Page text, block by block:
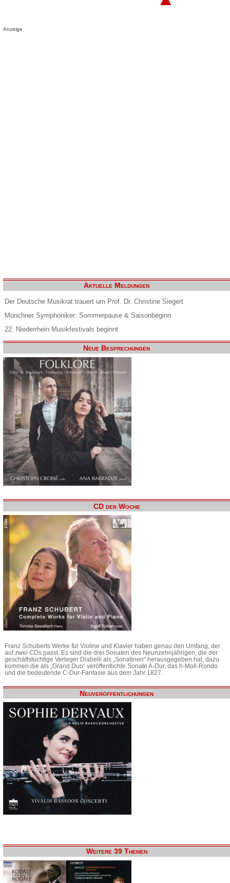
Anzeige
Aktuelle Meldungen
Der Deutsche Musikrat trauert um Prof. Dr. Christine Siegert
Münchner Symphoniker: Sommerpause & Saisonbeginn
22. Niederrhein Musikfestivals beginnt
Neue Besprechungen
CD der Woche
Franz Schuberts Werke für Violine und Klavier haben genau den Umfang, der
auf zwei CDs passt. Es sind die drei Sonaten des Neunzehnjährigen, die der
geschäftstüchtige Verleger Diabelli als „Sonatinen“ herausgegeben hat, dazu
kommen die als „Grand Duo“ veröffentlichte Sonate A-Dur, das h-Moll-Rondo
und die bedeutende C-Dur-Fantasie aus dem Jahr 1827.
Neuveröffentlichungen
Weitere 39 Themen